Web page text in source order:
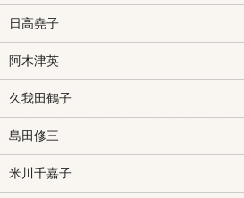
日高堯子
阿木津英
久我田鶴子
島田修三
米川千嘉子